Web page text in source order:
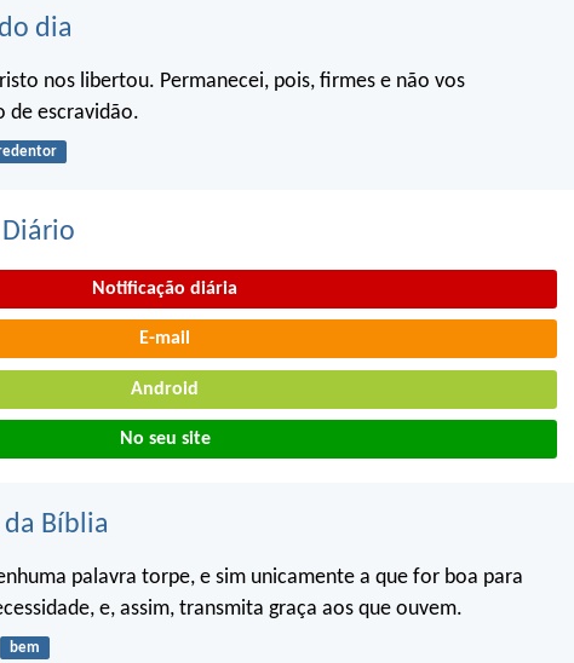
dia
nos libertou. Permanecei, pois, firmes e não vos
de escravidão.
Notificação diária
E-mail
Android
No seu site
Bíblia
palavra torpe, e sim unicamente a que for boa para
e, assim, transmita graça aos que ouvem.
bem